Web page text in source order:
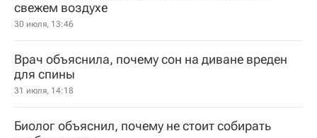
свежем воздухе
30 июля, 13:46
Врач объяснила, почему сон на диване вреден
для спины
31 июля, 14:18
Биолог объяснил, почему не стоит собирать